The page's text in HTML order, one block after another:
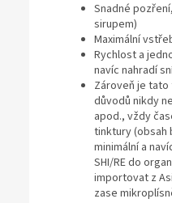
Snadné
sirupem)
Maximální
Rychlost a
navíc nahradí
Zároveň je tato
důvodů nikdy
apod., vždy
tinktury (obsah
minimální a
SHI/RE do
importovat z
zase